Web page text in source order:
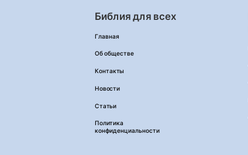
Библия для всех
Главная
Об обществе
Контакты
Новости
Статьи
Политика
конфиденциальности